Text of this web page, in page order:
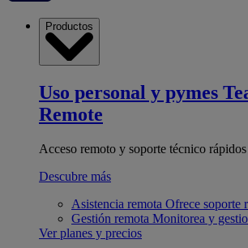
Productos
Uso personal y pymes
Remote
Acceso remoto y soporte técnico
Descubre más
Asistencia remota Ofrece soporte
Gestión remota Monitorea y
Ver planes y precios